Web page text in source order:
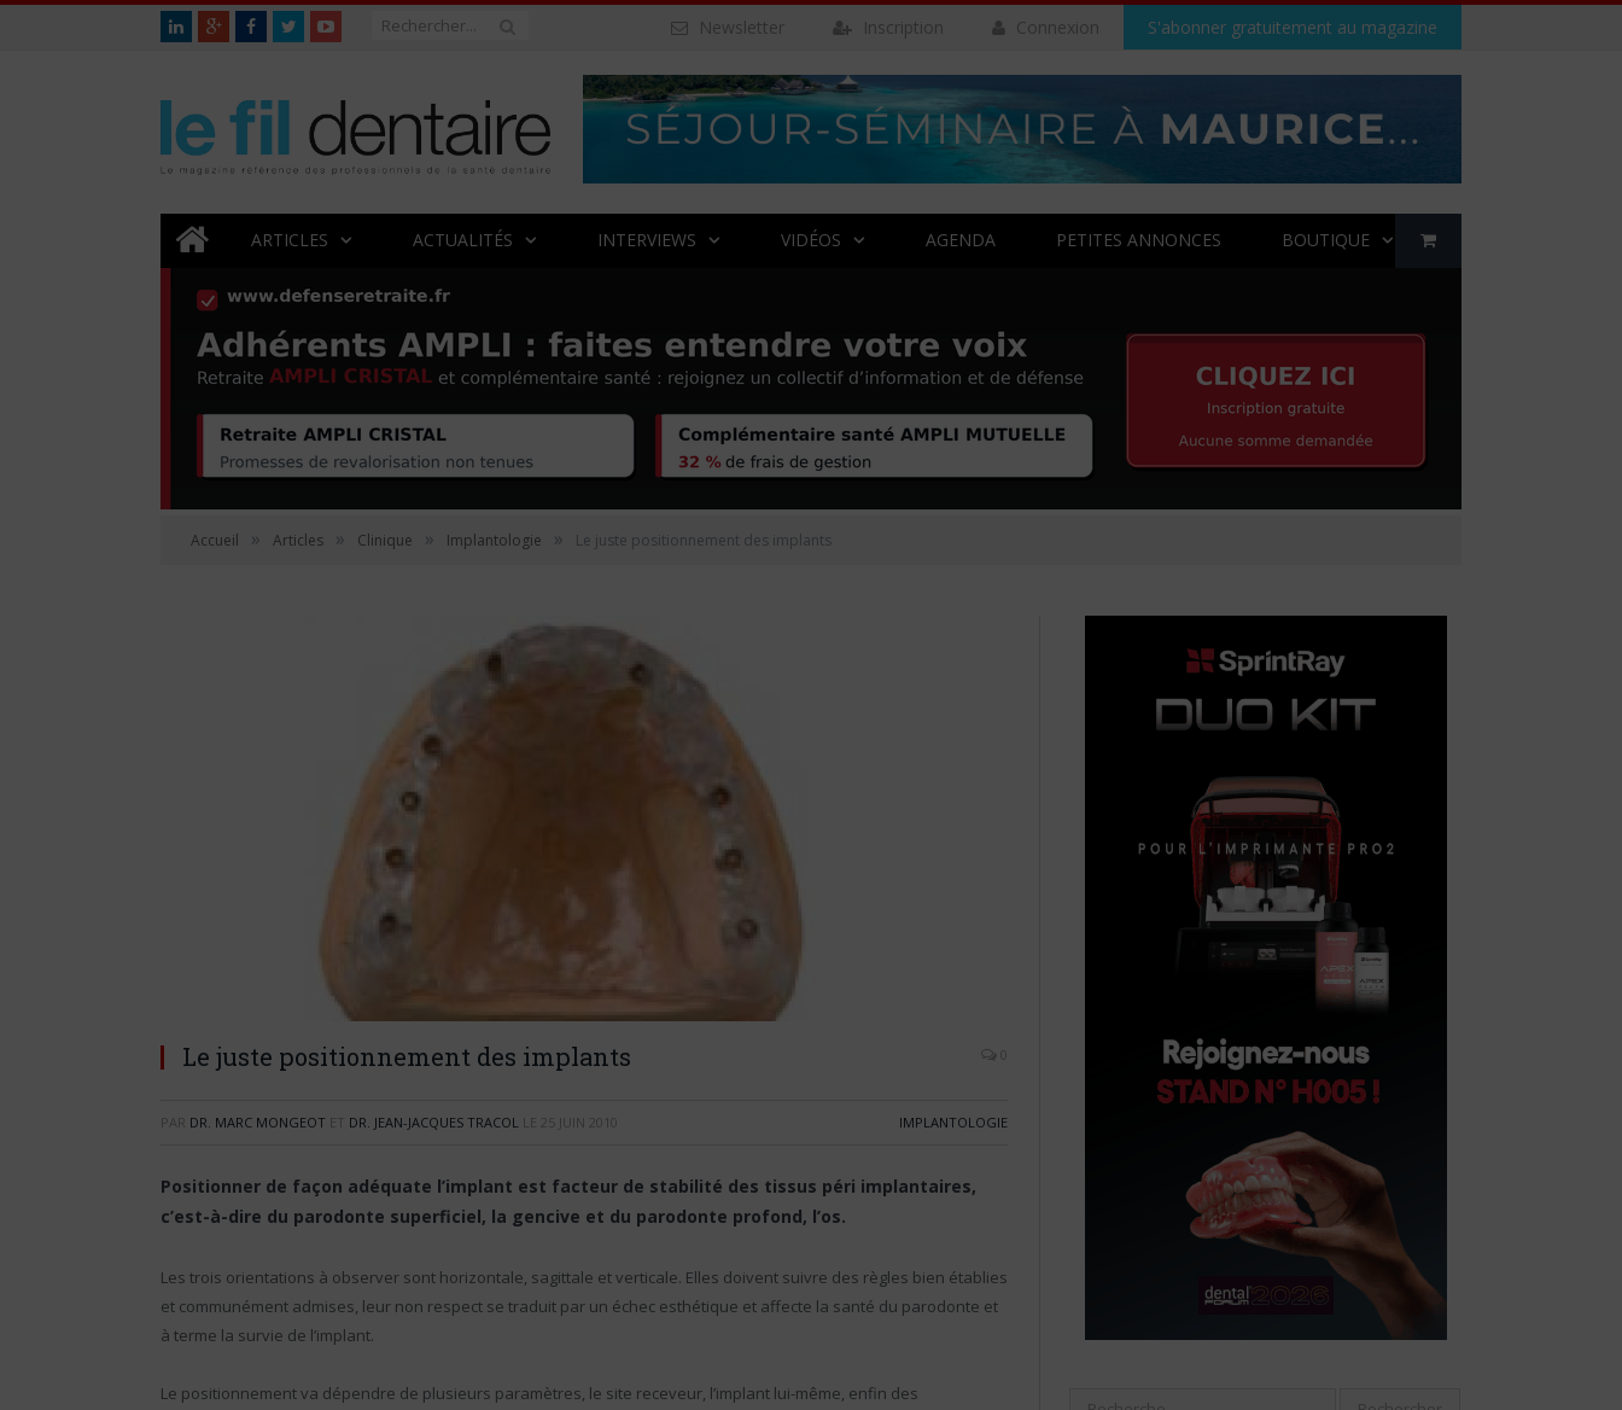
S'abonner gratuitement au magazine
Connexion
Inscription
Newsletter
ARTICLES ACTUALITÉS INTERVIEWS VIDÉOS AGENDA PETITES ANNONCES BOUTIQUE
Accueil » Articles » Clinique » Implantologie » Le juste positionnement des implants
Le juste positionnement des implants 0
PAR DR. MARC MONGEOT ET DR. JEAN-JACQUES TRACOL LE 25 JUIN 2010 IMPLANTOLOGIE
Positionner de façon adéquate l’implant est facteur de stabilité des tissus péri implantaires,
c’est-à-dire du parodonte superficiel, la gencive et du parodonte profond, l’os.
Les trois orientations à observer sont horizontale, sagittale et verticale. Elles doivent suivre des règles bien établies
et communément admises, leur non respect se traduit par un échec esthétique et affecte la santé du parodonte et
à terme la survie de l’implant.
Le positionnement va dépendre de plusieurs paramètres, le site receveur, l’implant lui-même, enfin des